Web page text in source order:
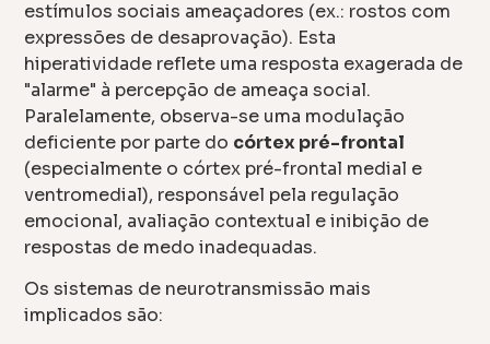
estímulos sociais ameaçadores (ex.: rostos com
expressões de desaprovação). Esta
hiperatividade reflete uma resposta exagerada de
"alarme" à percepção de ameaça social.
Paralelamente, observa-se uma modulação
deficiente por parte do córtex pré-frontal
(especialmente o córtex pré-frontal medial e
ventromedial), responsável pela regulação
emocional, avaliação contextual e inibição de
respostas de medo inadequadas.
Os sistemas de neurotransmissão mais
implicados são: